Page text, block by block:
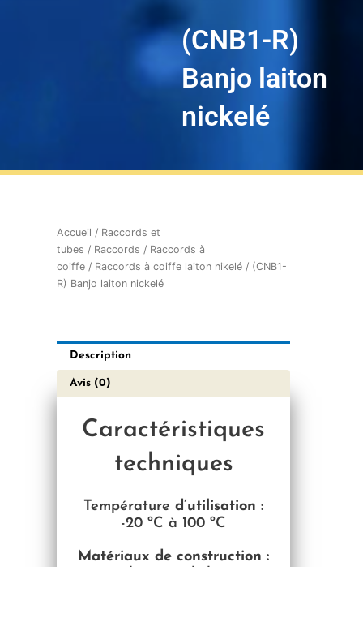
(CNB1-R)
Banjo laiton
nickelé
Accueil / Raccords et
tubes / Raccords / Raccords à
coiffe / Raccords à coiffe laiton nikelé / (CNB1-
R) Banjo laiton nickelé
Description
Avis (0)
Caractéristiques
techniques
Température d’utilisation :
-20 ºC à 100 ºC
Matériaux de construction :